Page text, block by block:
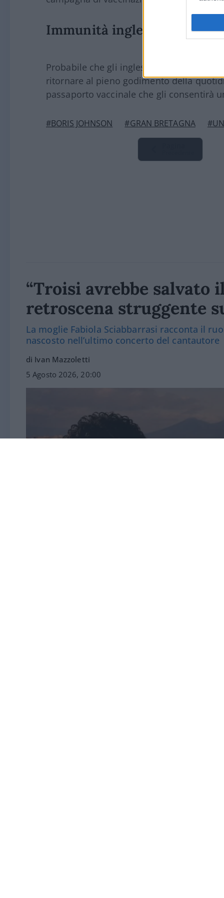
Immunità inglese
Probabile che gli inglesi
ritornare al pieno godimento della
passaporto vaccinale che gli consentirà
#BORIS JOHNSON #GRAN BRETAGNA
“Troisi avrebbe salvato
retroscena struggente
La moglie Fabiola Sciabbarrasi racconta il
nascosto nell’ultimo concerto del cantautore
di Ivan Mazzoletti
5 Agosto 2026, 20:00